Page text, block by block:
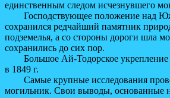
единственным следом исчезнувшего
Господствующее положение над
сохранился редчайший памятник
подземелья, а со стороны дороги шла
сохранились до сих пор.
Большое Ай-Тодорское укрепление
в 1849 г.
Самые крупные исследования
могильник. Свои выводы, основанные